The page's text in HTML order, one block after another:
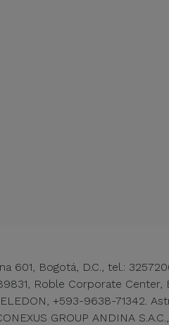
Bogotá, D.C., tel.:
Roble Corporate
+593-9638-71342.
GROUP ANDINA